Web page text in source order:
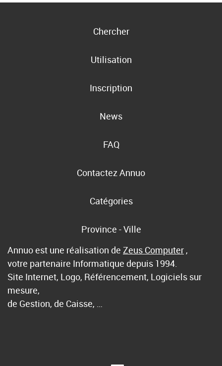
Chercher
Utilisation
Inscription
News
FAQ
Contactez Annuo
Catégories
Province - Ville
Annuo est une réalisation de Zeus Computer ,
votre partenaire Informatique depuis 1994.
Site Internet, Logo, Référencement, Logiciels sur
mesure,
de Gestion, de Caisse, …